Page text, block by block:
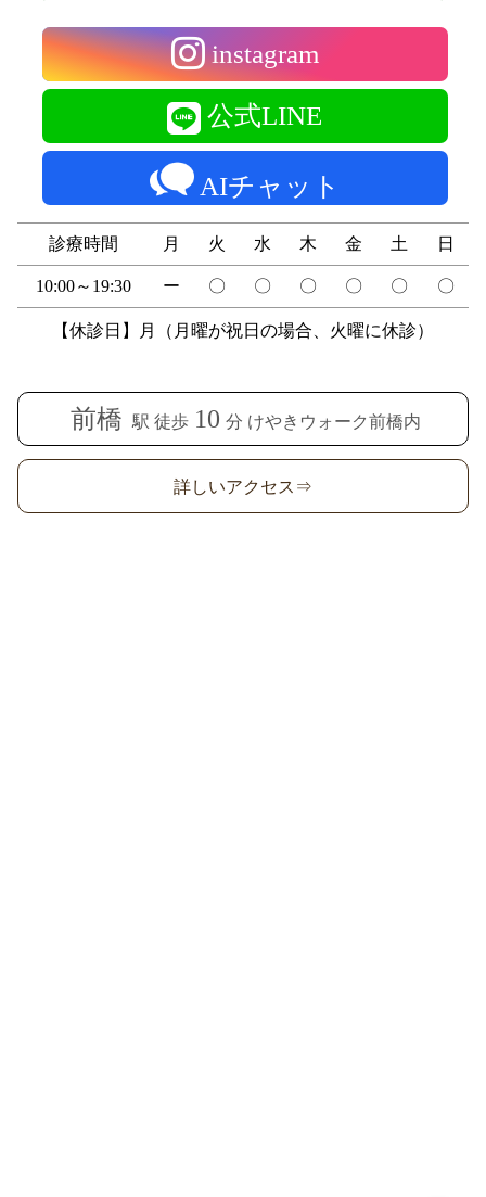
instagram
公式LINE
AIチャット
診療時間 月 火 水 木 金 土 日
10:00～19:30 ー 〇 〇 〇 〇 〇 〇
【休診日】月（月曜が祝日の場合、火曜に休診）
前橋 駅 徒歩 10 分 けやきウォーク前橋内
詳しいアクセス⇒